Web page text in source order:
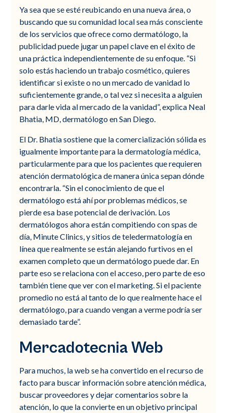
Ya sea que se esté reubicando en una nueva área, o
buscando que su comunidad local sea más consciente
de los servicios que ofrece como dermatólogo, la
publicidad puede jugar un papel clave en el éxito de
una práctica independientemente de su enfoque. “Si
solo estás haciendo un trabajo cosmético, quieres
identificar si existe o no un mercado de vanidad lo
suficientemente grande, o tal vez si necesita a alguien
para darle vida al mercado de la vanidad”, explica Neal
Bhatia, MD, dermatólogo en San Diego.
El Dr. Bhatia sostiene que la comercialización sólida es
igualmente importante para la dermatología médica,
particularmente para que los pacientes que requieren
atención dermatológica de manera única sepan dónde
encontrarla. “Sin el conocimiento de que el
dermatólogo está ahí por problemas médicos, se
pierde esa base potencial de derivación. Los
dermatólogos ahora están compitiendo con spas de
día, Minute Clinics, y sitios de teledermatología en
línea que realmente se están alejando furtivos en el
examen completo que un dermatólogo puede dar. En
parte eso se relaciona con el acceso, pero parte de eso
también tiene que ver con el marketing. Si el paciente
promedio no está al tanto de lo que realmente hace el
dermatólogo, para cuando vengan a verme podría ser
demasiado tarde”.
Mercadotecnia Web
Para muchos, la web se ha convertido en el recurso de
facto para buscar información sobre atención médica,
buscar proveedores y dejar comentarios sobre la
atención, lo que la convierte en un objetivo principal